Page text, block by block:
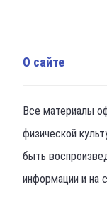
О сайте
Все материалы
физической
быть
информации и на